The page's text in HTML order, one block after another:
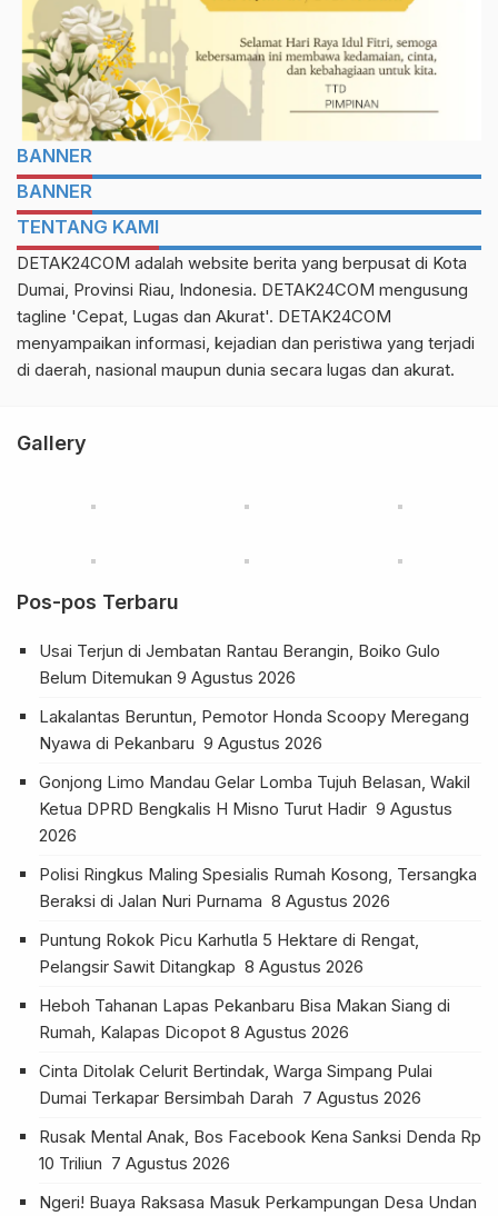
BANNER
BANNER
TENTANG KAMI
DETAK24COM adalah website berita yang berpusat di Kota
Dumai, Provinsi Riau, Indonesia. DETAK24COM mengusung
tagline 'Cepat, Lugas dan Akurat'. DETAK24COM
menyampaikan informasi, kejadian dan peristiwa yang terjadi
di daerah, nasional maupun dunia secara lugas dan akurat.
Gallery
Pos-pos Terbaru
Usai Terjun di Jembatan Rantau Berangin, Boiko Gulo
Belum Ditemukan 9 Agustus 2026
Lakalantas Beruntun, Pemotor Honda Scoopy Meregang
Nyawa di Pekanbaru 9 Agustus 2026
Gonjong Limo Mandau Gelar Lomba Tujuh Belasan, Wakil
Ketua DPRD Bengkalis H Misno Turut Hadir 9 Agustus
2026
Polisi Ringkus Maling Spesialis Rumah Kosong, Tersangka
Beraksi di Jalan Nuri Purnama 8 Agustus 2026
Puntung Rokok Picu Karhutla 5 Hektare di Rengat,
Pelangsir Sawit Ditangkap 8 Agustus 2026
Heboh Tahanan Lapas Pekanbaru Bisa Makan Siang di
Rumah, Kalapas Dicopot 8 Agustus 2026
Cinta Ditolak Celurit Bertindak, Warga Simpang Pulai
Dumai Terkapar Bersimbah Darah 7 Agustus 2026
Rusak Mental Anak, Bos Facebook Kena Sanksi Denda Rp
10 Triliun 7 Agustus 2026
Ngeri! Buaya Raksasa Masuk Perkampungan Desa Undan